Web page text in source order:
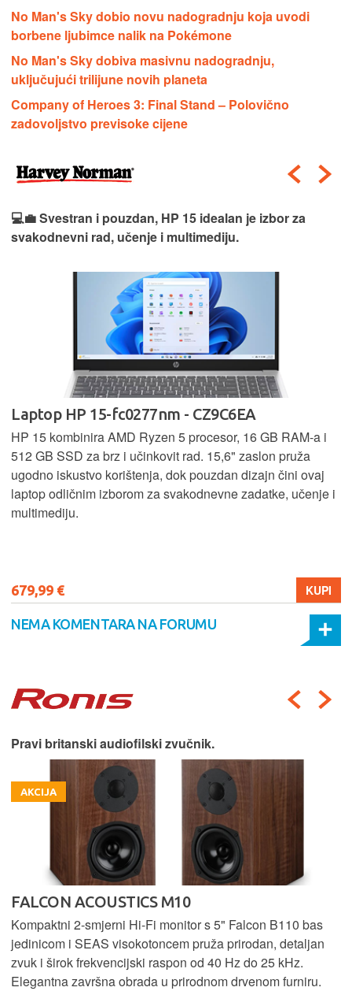
No Man's Sky dobio novu nadogradnju koja uvodi
borbene ljubimce nalik na Pokémone
No Man's Sky dobiva masivnu nadogradnju,
uključujući trilijune novih planeta
Company of Heroes 3: Final Stand – Polovično
zadovoljstvo previsoke cijene
💻💼 Svestran i pouzdan, HP 15 idealan je izbor za
svakodnevni rad, učenje i multimediju.
Laptop HP 15-fc0277nm - CZ9C6EA
HP 15 kombinira AMD Ryzen 5 procesor, 16 GB RAM-a i
512 GB SSD za brz i učinkovit rad. 15,6" zaslon pruža
ugodno iskustvo korištenja, dok pouzdan dizajn čini ovaj
laptop odličnim izborom za svakodnevne zadatke, učenje i
multimediju.
679,99 € KUPI
NEMA KOMENTARA NA FORUMU
Pravi britanski audiofilski zvučnik.
AKCIJA
FALCON ACOUSTICS M10
Kompaktni 2-smjerni Hi-Fi monitor s 5" Falcon B110 bas
jedinicom i SEAS visokotoncem pruža prirodan, detaljan
zvuk i širok frekvencijski raspon od 40 Hz do 25 kHz.
Elegantna završna obrada u prirodnom drvenom furniru.